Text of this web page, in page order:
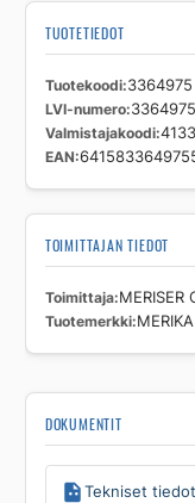
TUOTETIEDOT
Tuotekoodi 3364975
LVI-numero 3364975
Valmistajakoodi
EAN
TOIMITTAJAN TIEDOT
Toimittaja MERISER
Tuotemerkki MERIKA
DOKUMENTIT
Tekniset tiedot